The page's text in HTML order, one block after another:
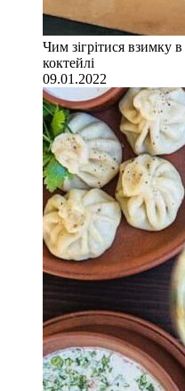
Чим зігрітися взимку
коктейлі
09.01.2022